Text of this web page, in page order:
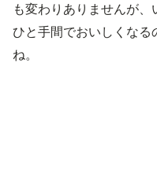
も変わりありませんが
ひと手間でおいしくなる
ね。